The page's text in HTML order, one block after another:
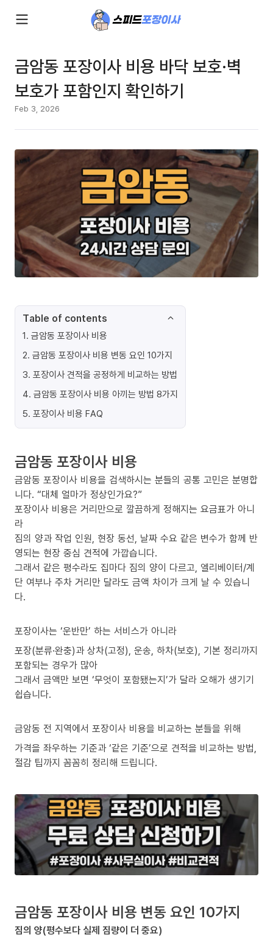
금암동 포장이사 비용 바닥 보호·벽
보호가 포함인지 확인하기
Feb 3, 2026
Table of contents
1. 금암동 포장이사 비용
2. 금암동 포장이사 비용 변동 요인 10가지
3. 포장이사 견적을 공정하게 비교하는 방법
4. 금암동 포장이사 비용 아끼는 방법 8가지
5. 포장이사 비용 FAQ
금암동 포장이사 비용
금암동 포장이사 비용을 검색하시는 분들의 공통 고민은 분명합
니다. “대체 얼마가 정상인가요?”
포장이사 비용은 거리만으로 깔끔하게 정해지는 요금표가 아니
라
짐의 양과 작업 인원, 현장 동선, 날짜 수요 같은 변수가 함께 반
영되는 현장 중심 견적에 가깝습니다.
그래서 같은 평수라도 집마다 짐의 양이 다르고, 엘리베이터/계
단 여부나 주차 거리만 달라도 금액 차이가 크게 날 수 있습니
다.
포장이사는 ‘운반만’ 하는 서비스가 아니라
포장(분류·완충)과 상차(고정), 운송, 하차(보호), 기본 정리까지
포함되는 경우가 많아
그래서 금액만 보면 ‘무엇이 포함됐는지’가 달라 오해가 생기기
쉽습니다.
금암동 전 지역에서 포장이사 비용을 비교하는 분들을 위해
가격을 좌우하는 기준과 ‘같은 기준’으로 견적을 비교하는 방법,
절감 팁까지 꼼꼼히 정리해 드립니다.
금암동 포장이사 비용 변동 요인 10가지
짐의 양(평수보다 실제 짐량이 더 중요)